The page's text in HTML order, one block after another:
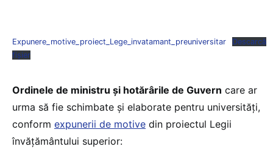
Expunere_motive_proiect_Lege_invatamant_preuniversitar
Descarcă
fișier
Ordinele de ministru și hotărârile de Guvern care ar
urma să fie schimbate și elaborate pentru universități,
conform expunerii de motive din proiectul Legii
învățământului superior: